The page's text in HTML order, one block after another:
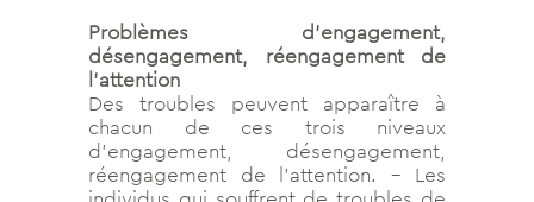
Problèmes d’engagement,
désengagement, réengagement de
l’attention
Des troubles peuvent apparaître à
chacun de ces trois niveaux
d’engagement, désengagement,
réengagement de l’attention. – Les